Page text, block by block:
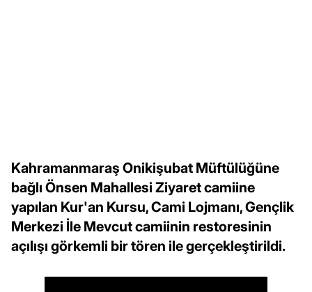
Kahramanmaraş Onikişubat Müftülüğüne
bağlı Önsen Mahallesi Ziyaret camiine
yapılan Kur'an Kursu, Cami Lojmanı, Gençlik
Merkezi İle Mevcut camiinin restoresinin
açılışı görkemli bir tören ile gerçekleştirildi.